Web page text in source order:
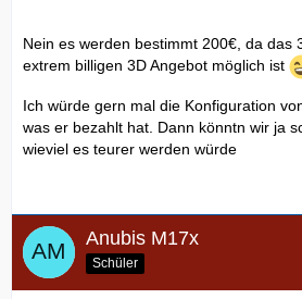
Nein es werden bestimmt 200€, da das
extrem billigen 3D Angebot möglich ist
Ich würde gern mal die Konfiguration
was er bezahlt hat. Dann könntn wir ja
wieviel es teurer werden würde
Anubis M17x
Schüler